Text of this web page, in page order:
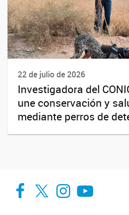
22 de julio de 2026
Investigadora del
une conservación y
mediante perros de
Facebook
Twitter
Instagram
Youtube